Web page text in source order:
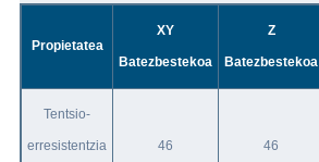
Propietatea
XY
Batezbestekoa
Z
Batezbestekoa
Tentsio-
erresistentzia 46 46